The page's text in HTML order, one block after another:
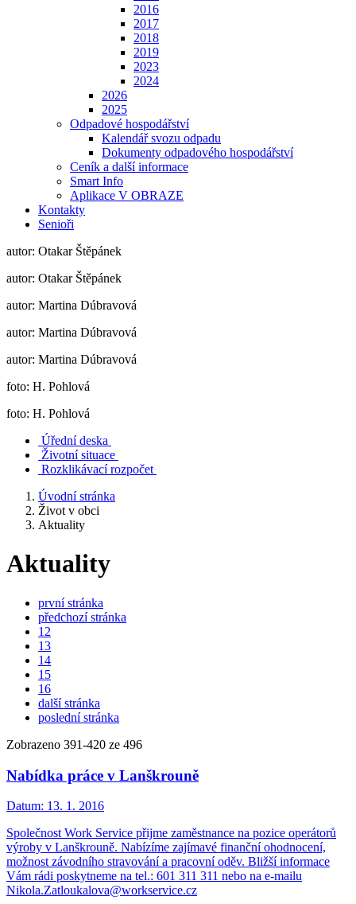
2016
2017
2018
2019
2023
2024
2026
2025
Odpadové hospodářství
Kalendář svozu odpadu
Dokumenty odpadového hospodářství
Ceník a další informace
Smart Info
Aplikace V OBRAZE
Kontakty
Senioři
autor: Otakar Štěpánek
autor: Otakar Štěpánek
autor: Martina Dúbravová
autor: Martina Dúbravová
autor: Martina Dúbravová
foto: H. Pohlová
foto: H. Pohlová
Úřední deska
Životní situace
Rozklikávací rozpočet
Úvodní stránka
Život v obci
Aktuality
Aktuality
první stránka
předchozí stránka
12
13
14
15
16
další stránka
poslední stránka
Zobrazeno 391-420 ze 496
Nabídka práce v Lanškrouně
Datum: 13. 1. 2016
Společnost Work Service přijme zaměstnance na pozice operátorů
výroby v Lanškrouně. Nabízíme zajímavé finanční ohodnocení,
možnost závodního stravování a pracovní oděv. Bližší informace
Vám rádi poskytneme na tel.: 601 311 311 nebo na e-mailu
Nikola.Zatloukalova@workservice.cz